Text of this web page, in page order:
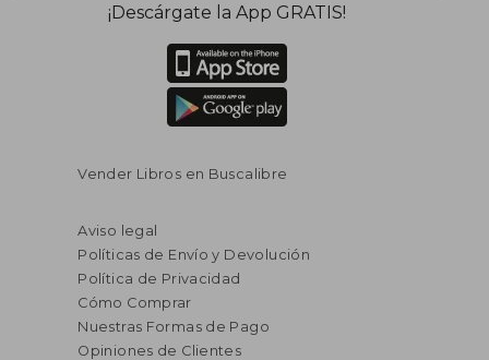
¡Descárgate la App GRATIS!
Vender Libros en Buscalibre
Aviso legal
Políticas de Envío y Devolución
Política de Privacidad
Cómo Comprar
Nuestras Formas de Pago
Opiniones de Clientes